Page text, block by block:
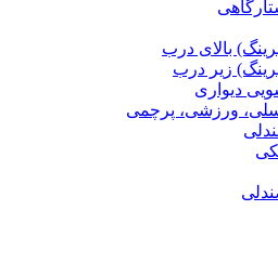
بالای درب
زیر درب
دیواری
ورزشی، پرچمی